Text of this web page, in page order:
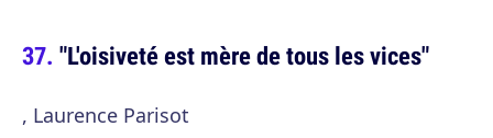
"L'oisiveté est mère de tous les vices"
, Laurence Parisot